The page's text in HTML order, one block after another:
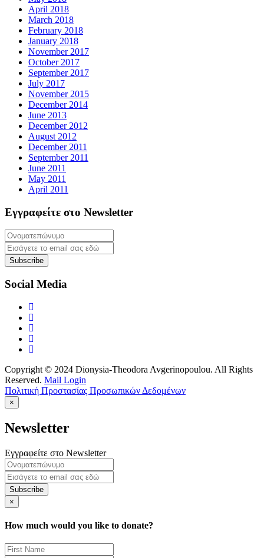
April 2018
March 2018
February 2018
January 2018
November 2017
October 2017
September 2017
July 2017
November 2015
December 2014
June 2013
December 2012
August 2012
December 2011
September 2011
June 2011
May 2011
April 2011
Εγγραφείτε στο Newsletter
Subscribe
Social Media
Copyright © 2024 Dionysia-Theodora Avgerinopoulou. All Rights
Reserved. Mail Login
Πολιτική Προστασίας Προσωπικών Δεδομένων
×
Newsletter
Εγγραφείτε στο Newsletter
Subscribe
×
How much would you like to donate?